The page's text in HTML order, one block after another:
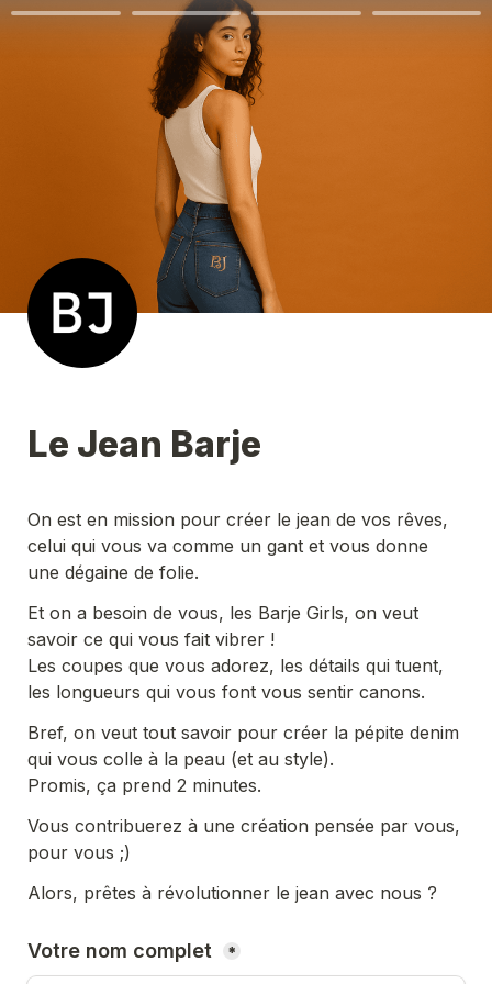
Le Jean Barje
On est en mission pour créer le jean de vos rêves,
celui qui vous va comme un gant et vous donne
une dégaine de folie.
Et on a besoin de vous, les Barje Girls, on veut
savoir ce qui vous fait vibrer !
Les coupes que vous adorez, les détails qui tuent,
les longueurs qui vous font vous sentir canons.
Bref, on veut tout savoir pour créer la pépite denim
qui vous colle à la peau (et au style).
Promis, ça prend 2 minutes.
Vous contribuerez à une création pensée par vous,
pour vous ;)
Alors, prêtes à révolutionner le jean avec nous ?
Votre nom complet *